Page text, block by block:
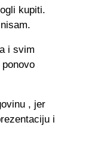
kupiti.
i svim
, jer
i